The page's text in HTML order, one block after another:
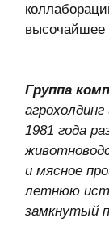
вкусы и
особенно
гастрономии, и
удивительным
мясом, которое
вплоть до
российская
подходим для
наблюдаем
возвращение